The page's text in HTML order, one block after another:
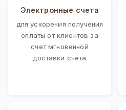
Электронные счета
для ускорения получения
оплаты от клиентов за
счет мгновенной
доставки счета